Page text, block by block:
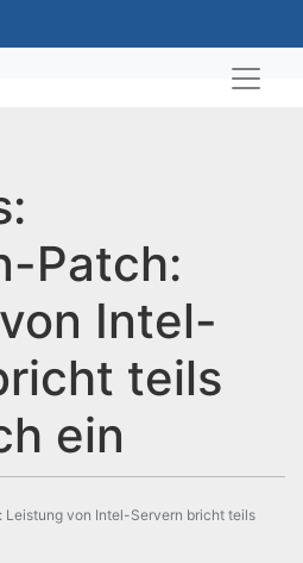
Patch:
Intel-
teils
ein
von Intel-Servern bricht teils